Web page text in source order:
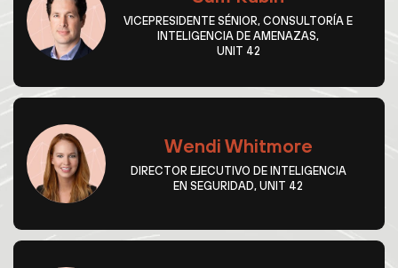
VICEPRESIDENTE SÉNIOR, CONSULTORÍA E
INTELIGENCIA DE AMENAZAS,
UNIT 42
Wendi Whitmore
DIRECTOR EJECUTIVO DE INTELIGENCIA
EN SEGURIDAD, UNIT 42